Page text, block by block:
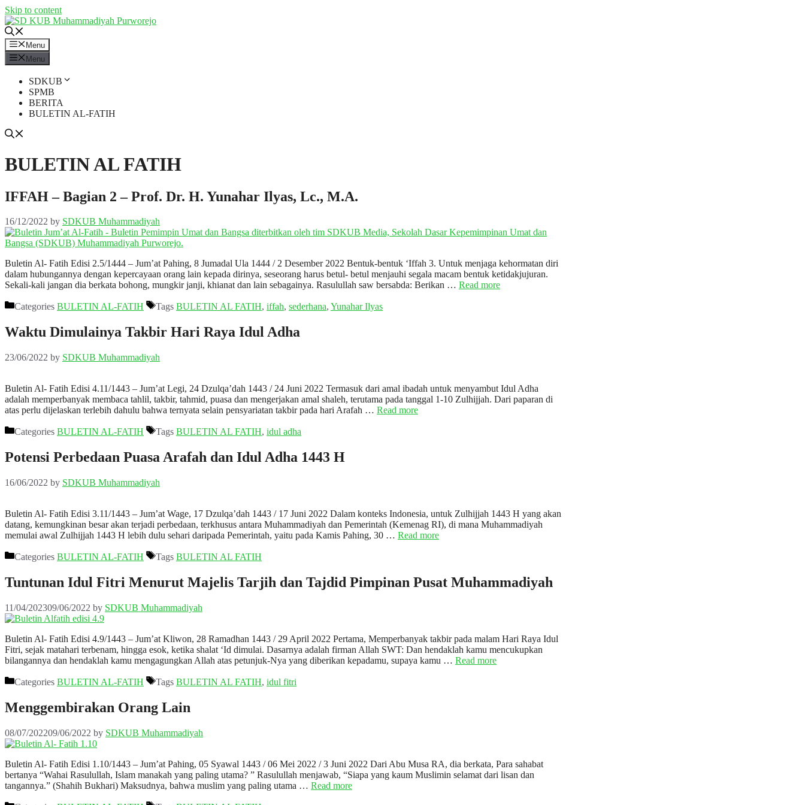
Skip to content
Menu
Menu
SDKUB
SPMB
BERITA
BULETIN AL-FATIH
BULETIN AL FATIH
IFFAH – Bagian 2 – Prof. Dr. H. Yunahar Ilyas, Lc., M.A.
16/12/2022 by SDKUB Muhammadiyah
Buletin Al- Fatih Edisi 2.5/1444 – Jum’at Pahing, 8 Jumadal Ula 1444 / 2 Desember 2022 Bentuk-bentuk ‘Iffah 3. Untuk menjaga kehormatan diri
dalam hubungannya dengan kepercayaan orang lain kepada dirinya, seseorang harus betul- betul menjauhi segala macam bentuk ketidakjujuran.
Sekali-kali jangan dia berkata bohong, mungkir janji, khianat dan lain sebagainya. Rasulullah saw bersabda: Berikan … Read more
Categories BULETIN AL-FATIH Tags BULETIN AL FATIH, iffah, sederhana, Yunahar Ilyas
Waktu Dimulainya Takbir Hari Raya Idul Adha
23/06/2022 by SDKUB Muhammadiyah
Buletin Al- Fatih Edisi 4.11/1443 – Jum’at Legi, 24 Dzulqa’dah 1443 / 24 Juni 2022 Termasuk dari amal ibadah untuk menyambut Idul Adha
adalah memperbanyak membaca tahlil, takbir, tahmid, puasa dan mengerjakan amal shaleh, terutama pada tanggal 1-10 Zulhijjah. Dari paparan di
atas perlu dijelaskan terlebih dahulu bahwa ternyata selain pensyariatan takbir pada hari Arafah … Read more
Categories BULETIN AL-FATIH Tags BULETIN AL FATIH, idul adha
Potensi Perbedaan Puasa Arafah dan Idul Adha 1443 H
16/06/2022 by SDKUB Muhammadiyah
Buletin Al- Fatih Edisi 3.11/1443 – Jum’at Wage, 17 Dzulqa’dah 1443 / 17 Juni 2022 Dalam konteks Indonesia, untuk Zulhijjah 1443 H yang akan
datang, kemungkinan besar akan terjadi perbedaan, terkhusus antara Muhammadiyah dan Pemerintah (Kemenag RI), di mana Muhammadiyah
memulai awal Zulhijjah 1443 H lebih dulu sehari daripada Pemerintah, yaitu pada Kamis Pahing, 30 … Read more
Categories BULETIN AL-FATIH Tags BULETIN AL FATIH
Tuntunan Idul Fitri Menurut Majelis Tarjih dan Tajdid Pimpinan Pusat Muhammadiyah
11/04/202309/06/2022 by SDKUB Muhammadiyah
Buletin Al- Fatih Edisi 4.9/1443 – Jum’at Kliwon, 28 Ramadhan 1443 / 29 April 2022 Pertama, Memperbanyak takbir pada malam Hari Raya Idul
Fitri, sejak matahari terbenam, hingga esok, ketika shalat ‘Id dimulai. Dasarnya adalah firman Allah SWT: Dan hendaklah kamu mencukupkan
bilangannya dan hendaklah kamu mengagungkan Allah atas petunjuk-Nya yang diberikan kepadamu, supaya kamu … Read more
Categories BULETIN AL-FATIH Tags BULETIN AL FATIH, idul fitri
Menggembirakan Orang Lain
08/07/202209/06/2022 by SDKUB Muhammadiyah
Buletin Al- Fatih Edisi 1.10/1443 – Jum’at Pahing, 05 Syawal 1443 / 06 Mei 2022 / 3 Juni 2022 Dari Abu Musa RA, dia berkata, Para sahabat
bertanya “Wahai Rasulullah, Islam manakah yang paling utama? ” Rasulullah menjawab, “Siapa yang kaum Muslimin selamat dari lisan dan
tangannya.” (Shahih Bukhari) Maksudnya, bahwa muslim yang paling utama … Read more